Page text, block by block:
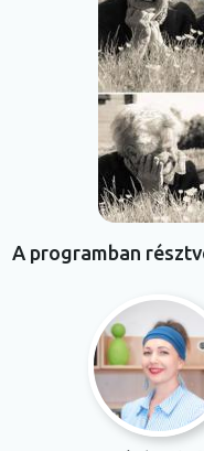
A programban